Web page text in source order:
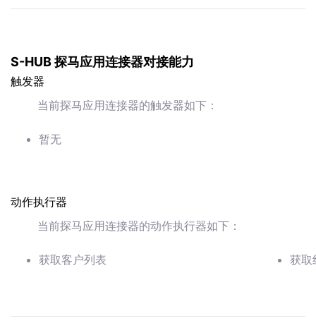
S-HUB 探马应用连接器对接能力
触发器
当前探马应用连接器的触发器如下：
暂无
动作执行器
当前探马应用连接器的动作执行器如下：
获取客户列表 获取